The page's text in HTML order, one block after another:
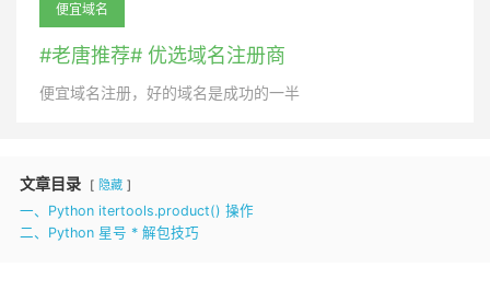
便宜域名
#老唐推荐# 优选域名注册商
便宜域名注册，好的域名是成功的一半
文章目录 隐藏
一、Python itertools.product() 操作
二、Python 星号 * 解包技巧